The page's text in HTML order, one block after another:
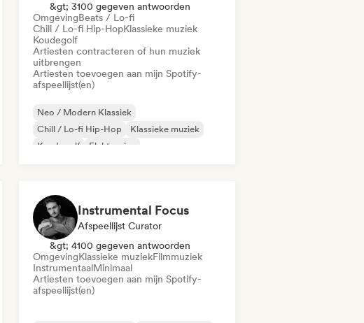
&gt; 3100 gegeven antwoorden
OmgevingBeats / Lo-fi
Chill / Lo-fi Hip-HopKlassieke muziek
Koudegolf
Artiesten contracteren of hun muziek
uitbrengen
Artiesten toevoegen aan mijn Spotify-
afspeellijst(en)
Neo / Modern Klassiek
Chill / Lo-fi Hip-Hop
Klassieke muziek
Koudegolf
Elektronica
Instrumental Focus
Afspeellijst Curator
&gt; 4100 gegeven antwoorden
OmgevingKlassieke muziekFilmmuziek
InstrumentaalMinimaal
Artiesten toevoegen aan mijn Spotify-
afspeellijst(en)